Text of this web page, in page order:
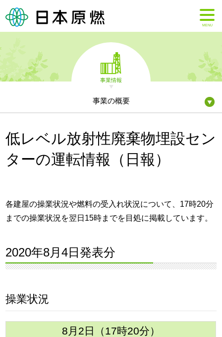
MENU
事業情報
事業の概要
低レベル放射性廃棄物埋設セン
ターの運転情報（日報）
各建屋の操業状況や燃料の受入れ状況について、17時20分
までの操業状況を翌日15時までを目処に掲載しています。
2020年8月4日発表分
操業状況
8月2日（17時20分）